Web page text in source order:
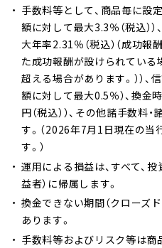
手数料等として、商品毎に設
額に対して最大3.3％（税込）
大年率2.31％（税込）（成功
た成功報酬が設けられている
超える場合があります。））
額に対して最大0.5％）、換金
円（税込））、その他諸手数料
す。（2026年7月1日現在の
す。）
運用による損益は、すべて、
益者）に帰属します。
換金できない期間（クローズ
あります。
手数料等およびリスク等は商